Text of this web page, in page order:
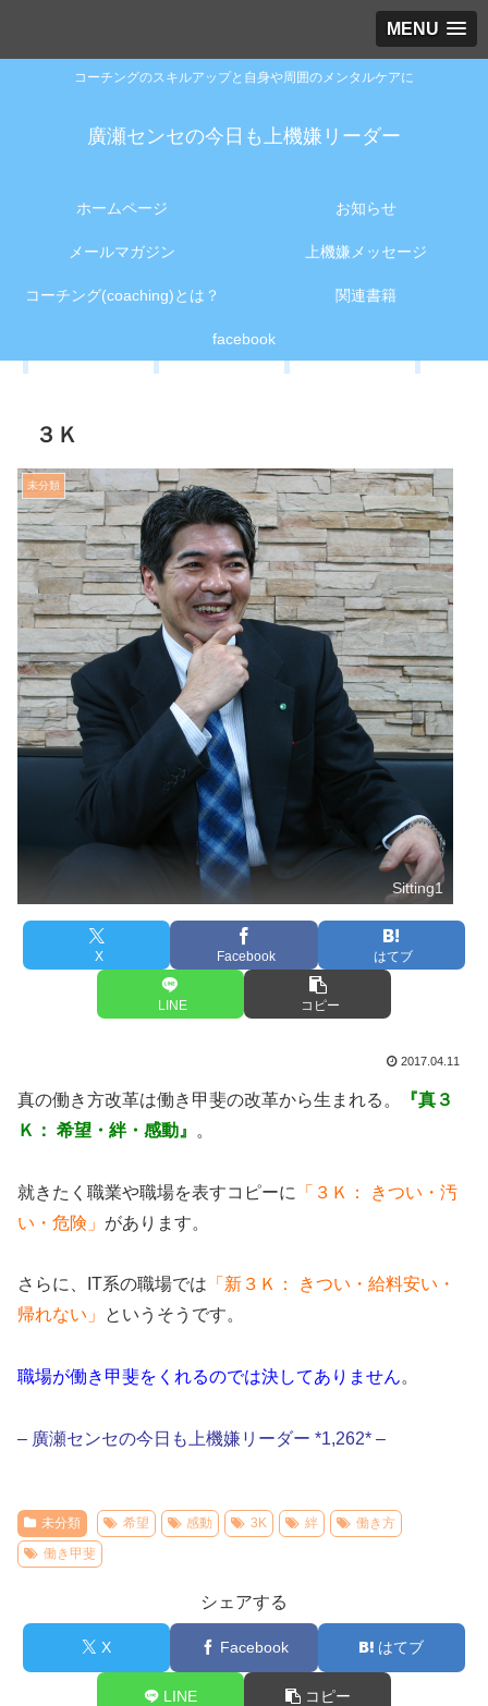
MENU
コーチングのスキルアップと自身や周囲のメンタルケアに
廣瀬センセの今日も上機嫌リーダー
ホームページ お知らせ
メールマガジン 上機嫌メッセージ
コーチング(coaching)とは？ 関連書籍
facebook
３Ｋ
未分類
Sitting1
X Facebook はてブ
LINE コピー
2017.04.11
真の働き方改革は働き甲斐の改革から生まれる。
『真３
Ｋ： 希望・絆・感動』
。
就きたく職業や職場を表すコピーに
「３Ｋ： きつい・汚
い・危険」 があります。
さらに、IT系の職場では 「新３Ｋ： きつい・給料安い・
帰れない」
というそうです。
職場が働き甲斐をくれるのでは決してありません。
– 廣瀬センセの今日も上機嫌リーダー *1,262* –
未分類 希望 感動 3K 絆
働き方
働き甲斐
シェアする
X Facebook はてブ
LINE コピー